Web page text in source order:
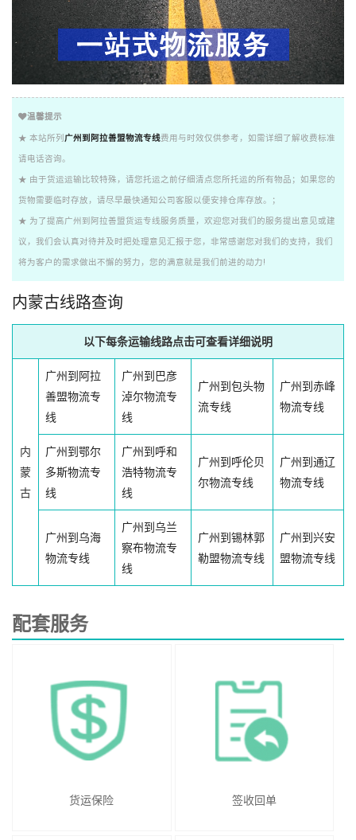
温馨提示
★ 本站所列 广州到阿拉善盟物流专线费用与时效仅供参考，如需详细了解收费标准
请电话咨询。
★ 由于货运运输比较特殊，请您托运之前仔细清点您所托运的所有物品；如果您的
货物需要临时存放，请尽早最快通知公司客服以便安排仓库存放。；
★ 为了提高广州到阿拉善盟货运专线服务质量，欢迎您对我们的服务提出意见或建
议，我们会认真对待并及时把处理意见汇报于您，非常感谢您对我们的支持，我们
将为客户的需求做出不懈的努力，您的满意就是我们前进的动力!
内蒙古线路查询
以下每条运输线路点击可查看详细说明
内
蒙
古
广州到阿拉
善盟物流专
线
广州到巴彦
淖尔物流专
线
广州到包头物
流专线
广州到赤峰
物流专线
广州到鄂尔
多斯物流专
线
广州到呼和
浩特物流专
线
广州到呼伦贝
尔物流专线
广州到通辽
物流专线
广州到乌海
物流专线
广州到乌兰
察布物流专
线
广州到锡林郭
勒盟物流专线
广州到兴安
盟物流专线
配套服务
货运保险 签收回单